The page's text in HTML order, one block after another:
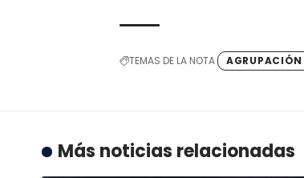
TEMAS DE LA NOTA
Más noticias relacionadas